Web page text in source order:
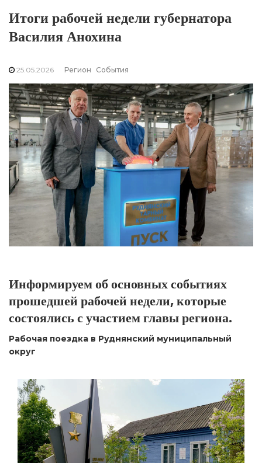
Итоги рабочей недели губернатора
Василия Анохина
25.05.2026 Регион События
Информируем об основных событиях
прошедшей рабочей недели, которые
состоялись с участием главы региона.
Рабочая поездка в Руднянский муниципальный
округ